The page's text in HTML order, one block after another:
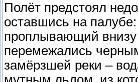
Полёт предстоял
оставшись на
проплывающий
перемежались
замёрзшей реки –